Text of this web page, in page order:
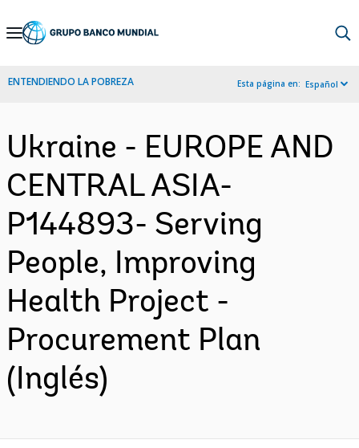
Skip
Navigation
ENTENDIENDO LA POBREZA Esta página en: Español
Ukraine - EUROPE AND
CENTRAL ASIA-
P144893- Serving
People, Improving
Health Project -
Procurement Plan
(Inglés)